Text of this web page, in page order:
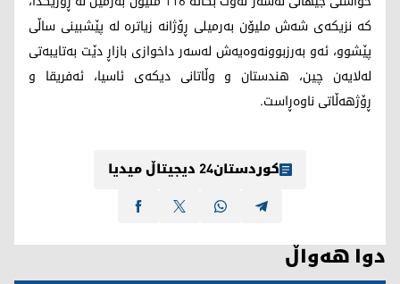
کە نزیکەی شەش ملیۆن بەرمیلی ڕۆژانە زیاترە لە پێشبینی ساڵی
پێشوو، ئەو بەرزبوونەوەیەش لەسەر داخوازی بازاڕ دێت بەتایبەتی
لەلایەن چین، هندستان و وڵاتانی دیکەی ئاسیا، ئەفریقا و
ڕۆژهەڵاتی ناوەڕاست.
کوردستان24 دیجیتاڵ میدیا
دوا هەواڵ